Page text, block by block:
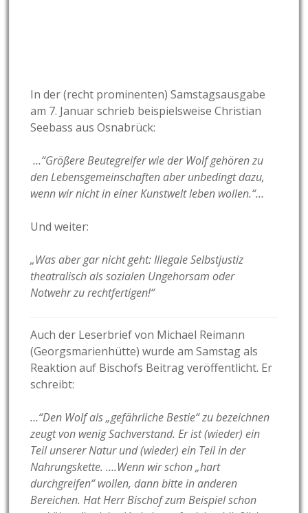
In der (recht prominenten) Samstagsausgabe
am 7. Januar schrieb beispielsweise Christian
Seebass aus Osnabrück:
…“Größere Beutegreifer wie der Wolf gehören zu
den Lebensgemeinschaften aber unbedingt dazu,
wenn wir nicht in einer Kunstwelt leben wollen.“…
Und weiter:
„Was aber gar nicht geht: Illegale Selbstjustiz
theatralisch als sozialen Ungehorsam oder
Notwehr zu rechtfertigen!“
Auch der Leserbrief von Michael Reimann
(Georgsmarienhütte) wurde am Samstag als
Reaktion auf Bischofs Beitrag veröffentlicht. Er
schreibt:
…“Den Wolf als „gefährliche Bestie“ zu bezeichnen
zeugt von wenig Sachverstand. Er ist (wieder) ein
Teil unserer Natur und (wieder) ein Teil in der
Nahrungskette. ….Wenn wir schon „hart
durchgreifen“ wollen, dann bitte in anderen
Bereichen. Hat Herr Bischof zum Beispiel schon